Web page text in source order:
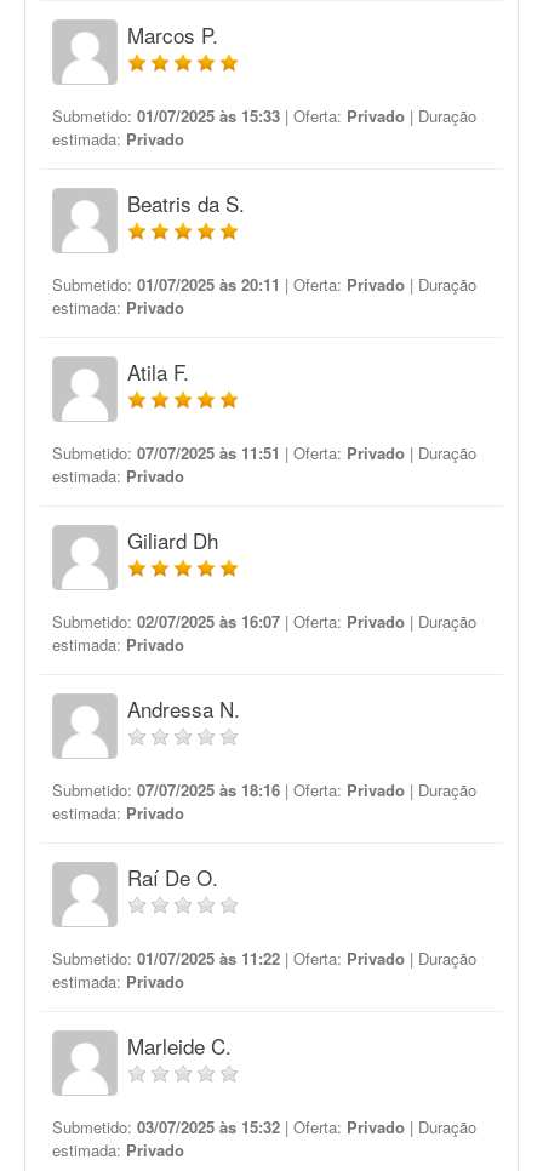
Marcos P.
Submetido: 01/07/2025 às 15:33 | Oferta: Privado | Duração
estimada: Privado
Beatris da S.
Submetido: 01/07/2025 às 20:11 | Oferta: Privado | Duração
estimada: Privado
Atila F.
Submetido: 07/07/2025 às 11:51 | Oferta: Privado | Duração
estimada: Privado
Giliard Dh
Submetido: 02/07/2025 às 16:07 | Oferta: Privado | Duração
estimada: Privado
Andressa N.
Submetido: 07/07/2025 às 18:16 | Oferta: Privado | Duração
estimada: Privado
Raí De O.
Submetido: 01/07/2025 às 11:22 | Oferta: Privado | Duração
estimada: Privado
Marleide C.
Submetido: 03/07/2025 às 15:32 | Oferta: Privado | Duração
estimada: Privado